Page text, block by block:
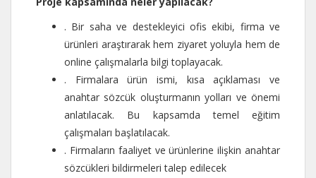
. Bir saha ve destekleyici ofis ekibi, firma ve
ürünleri araştırarak hem ziyaret yoluyla hem de
online çalışmalarla bilgi toplayacak.
. Firmalara ürün ismi, kısa açıklaması ve
anahtar sözcük oluşturmanın yolları ve önemi
anlatılacak. Bu kapsamda temel eğitim
çalışmaları başlatılacak.
. Firmaların faaliyet ve ürünlerine ilişkin anahtar
sözcükleri bildirmeleri talep edilecek